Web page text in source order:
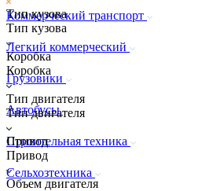
Коммерческий транспорт
Легкий коммерческий
Грузовики
Автобусы
Строительная техника
Сельхозтехника
Тип кузова
Тип кузова
Коробка
Коробка
Тип двигателя
Тип двигателя
Привод
Привод
Объем двигателя